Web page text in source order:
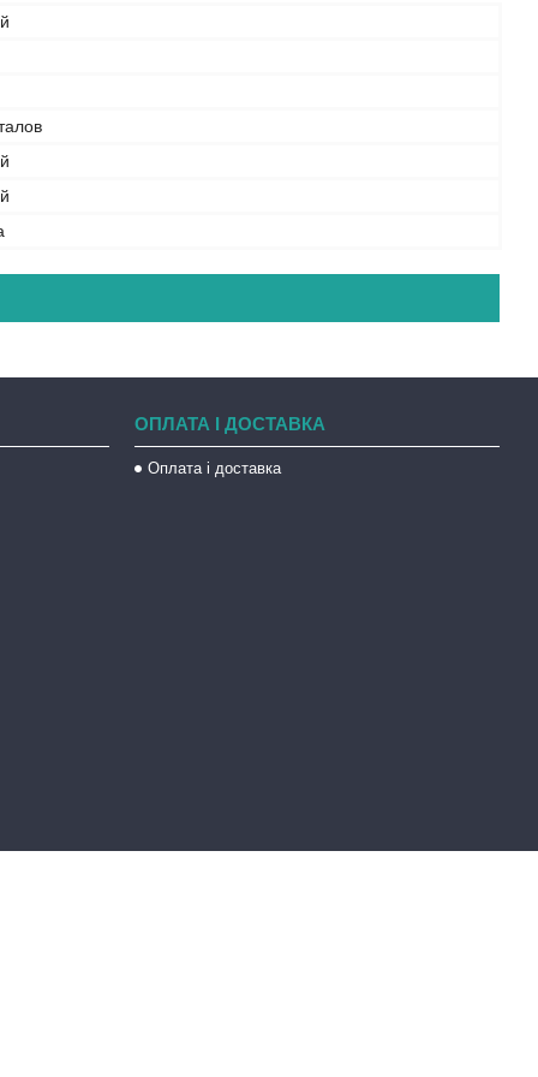
ОПЛАТА І ДОСТАВКА
Оплата і доставка